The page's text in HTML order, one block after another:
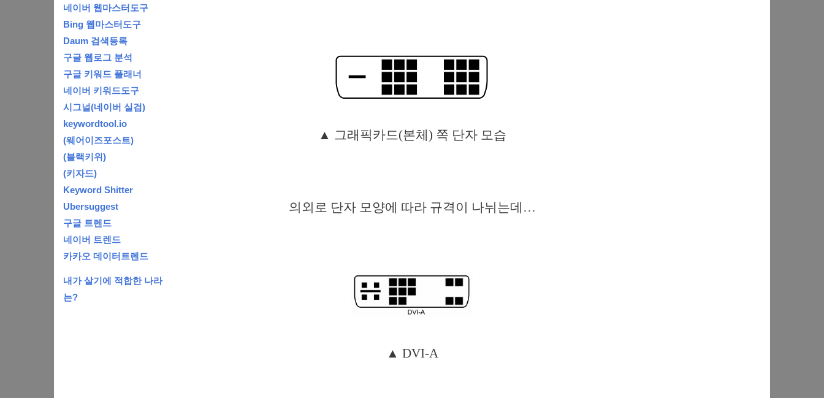
▲ 그래픽카드(본체) 쪽 단자 모습
의외로 단자 모양에 따라 규격이 나뉘는데…
▲ DVI-A
네이버 웹마스터도구
Bing 웹마스터도구
Daum 검색등록
구글 웹로그 분석
구글 키워드 플래너
네이버 키워드도구
시그널(네이버 실검)
keywordtool.io
(웨어이즈포스트)
(블랙키위)
(키자드)
Keyword Shitter
Ubersuggest
구글 트렌드
네이버 트렌드
카카오 데이터트렌드
내가 살기에 적합한 나라
는?